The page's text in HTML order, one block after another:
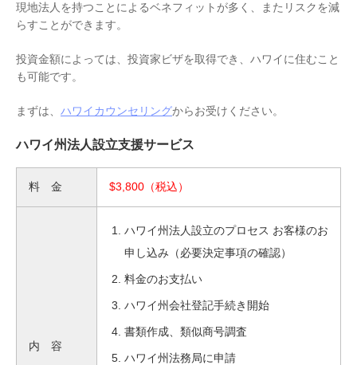
現地法人を持つことによるベネフィットが多く、またリスクを減
らすことができます。
投資金額によっては、投資家ビザを取得でき、ハワイに住むこと
も可能です。
まずは、 ハワイカウンセリングからお受けください。
ハワイ州法人設立支援サービス
料 金 $3,800（税込）
内 容
ハワイ州法人設立のプロセス お客様のお
申し込み（必要決定事項の確認）
料金のお支払い
ハワイ州会社登記手続き開始
書類作成、類似商号調査
ハワイ州法務局に申請